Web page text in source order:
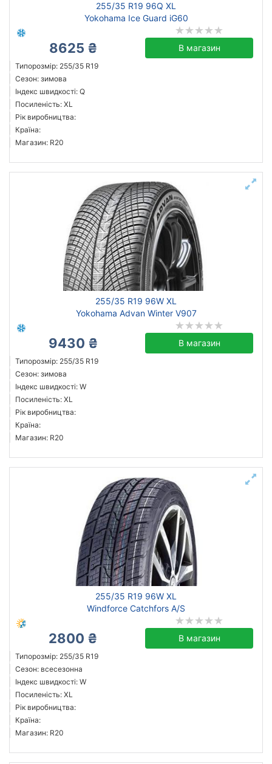
255/35 R19 96Q XL
Yokohama Ice Guard iG60
8625 ₴ В магазин
Типорозмір: 255/35 R19
Сезон: зимова
Індекс швидкості: Q
Посиленість: XL
Рік виробництва:
Країна:
Магазин: R20
255/35 R19 96W XL
Yokohama Advan Winter V907
9430 ₴ В магазин
Типорозмір: 255/35 R19
Сезон: зимова
Індекс швидкості: W
Посиленість: XL
Рік виробництва:
Країна:
Магазин: R20
255/35 R19 96W XL
Windforce Catchfors A/S
2800 ₴ В магазин
Типорозмір: 255/35 R19
Сезон: всесезонна
Індекс швидкості: W
Посиленість: XL
Рік виробництва:
Країна:
Магазин: R20
Michelin
Continental
Bridgestone
Grenlander
Kleber
Lanvigator
Всі бренди
Тип транспортного засобу
Посилена шина
Підібрати